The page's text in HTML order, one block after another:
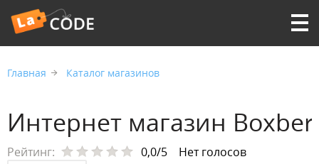
Главная Каталог магазинов
Интернет магазин
Рейтинг: 0,0/5 Нет голосов